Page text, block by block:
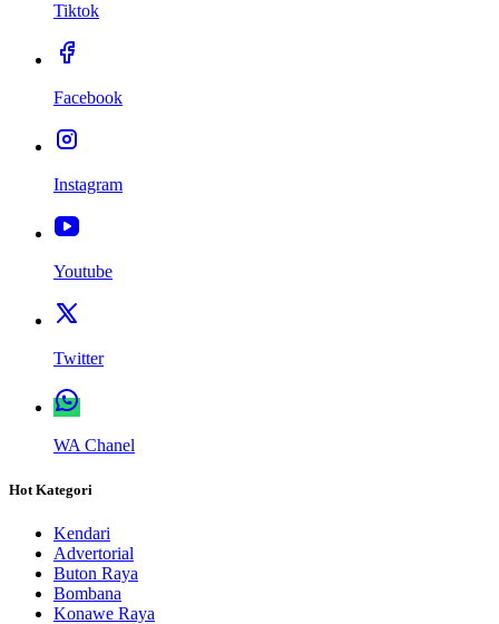
Tiktok
Facebook
Instagram
Youtube
Twitter
WA Chanel
Hot Kategori
Kendari
Advertorial
Buton Raya
Bombana
Konawe Raya